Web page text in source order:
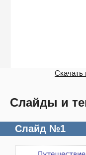
Скачать
Слайды и
Слайд №1